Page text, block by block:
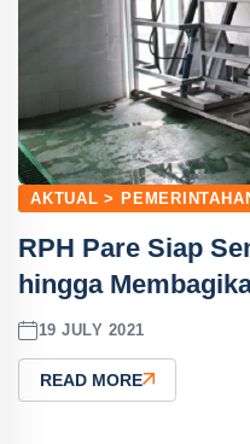
AKTUAL >
RPH Pare Siap
hingga
19 JULY 2021
READ MORE